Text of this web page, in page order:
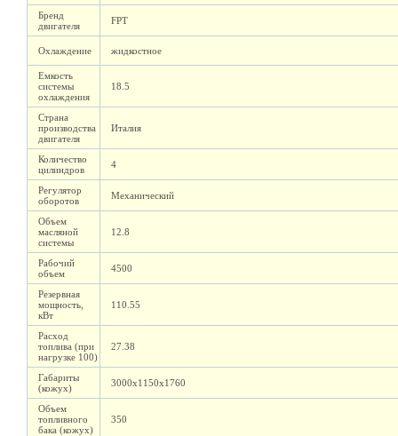
Бренд
двигателя
FPT
Охлаждение жидкостное
Емкость
системы
охлаждения
18.5
Страна
производства
двигателя
Италия
Количество
цилиндров
4
Регулятор
оборотов
Механический
Объем
масляной
системы
12.8
Рабочий
объем
4500
Резервная
мощность,
кВт
110.55
Расход
топлива (при
нагрузке 100)
27.38
Габариты
(кожух)
3000х1150х1760
Объем
топливного
бака (кожух)
350